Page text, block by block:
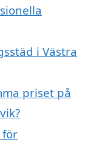
i Västra
priset på
för